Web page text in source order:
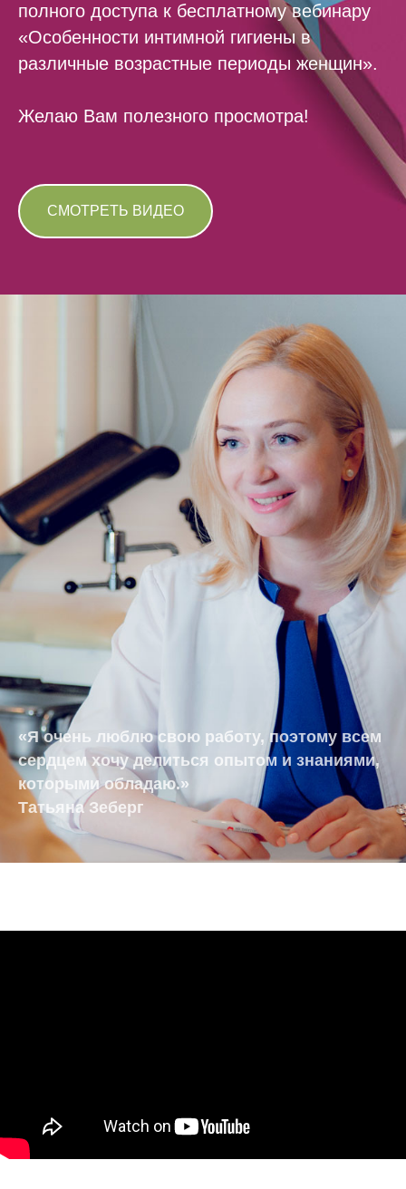
полного доступа к бесплатному вебинару
«Особенности интимной гигиены в
различные возрастные периоды женщин».
Желаю Вам полезного просмотра!
СМОТРЕТЬ ВИДЕО
«Я очень люблю свою работу, поэтому всем
сердцем хочу делиться опытом и знаниями,
которыми обладаю.»
Татьяна Зеберг